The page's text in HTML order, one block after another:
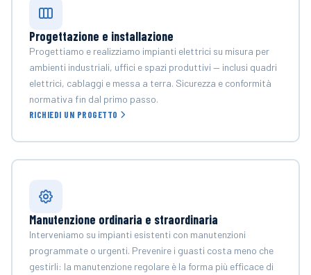
Progettazione e installazione
Progettiamo e realizziamo impianti elettrici su misura per
ambienti industriali, uffici e spazi produttivi — inclusi quadri
elettrici, cablaggi e messa a terra. Sicurezza e conformità
normativa fin dal primo passo.
RICHIEDI UN PROGETTO
Manutenzione ordinaria e straordinaria
Interveniamo su impianti esistenti con manutenzioni
programmate o urgenti. Prevenire i guasti costa meno che
gestirli: la manutenzione regolare è la forma più efficace di